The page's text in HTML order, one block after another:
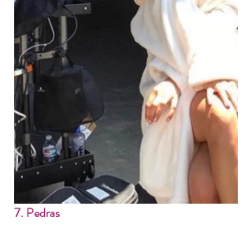
7. Pedras